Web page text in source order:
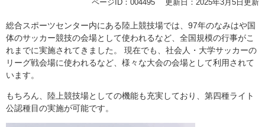
ページID：004495 更新日：2025年3月5日更新
総合スポーツセンター内にある陸上競技場では、97年のなみはや国
体のサッカー競技の会場として使われるなど、全国規模の行事がこ
れまでに実施されてきました。 現在でも、社会人・大学サッカーの
リーグ戦会場に使われるなど、様々な大会の会場として利用されて
います。
もちろん、陸上競技場としての機能も充実しており、第四種ライト
公認種目の実施が可能です。